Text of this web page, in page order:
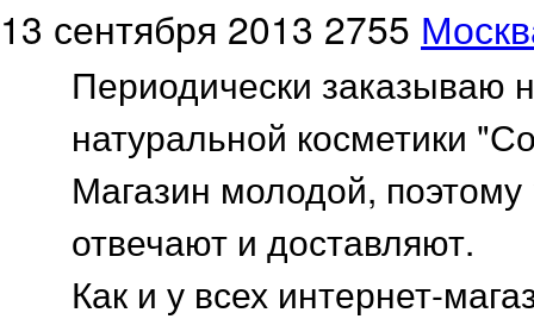
13 сентября 2013 2755
Периодически заказываю
натуральной косметики
Магазин молодой,
отвечают и доставляют.
Как и у всех интернет-